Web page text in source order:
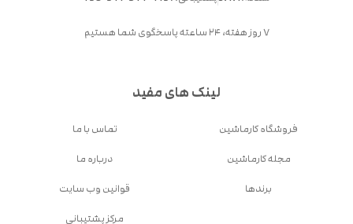
۷ روز هفته، ۲۴ ساعته پاسخگوی شما هستیم
لینک های مفید
فروشگاه کارماشین
مجله کارماشین
برندها
تماس با ما
درباره ما
قوانین وب سایت
مرکز پشتیبانی